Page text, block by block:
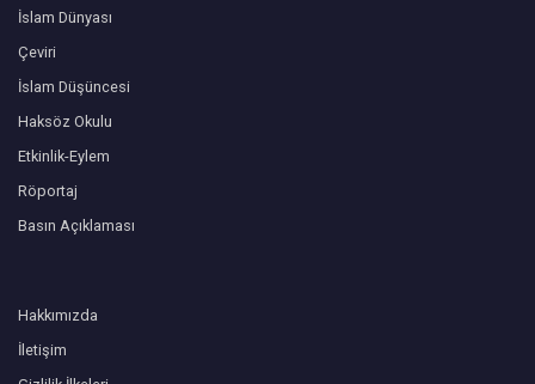
İslam Dünyası
Çeviri
İslam Düşüncesi
Haksöz Okulu
Etkinlik-Eylem
Röportaj
Basın Açıklaması
Hakkımızda
İletişim